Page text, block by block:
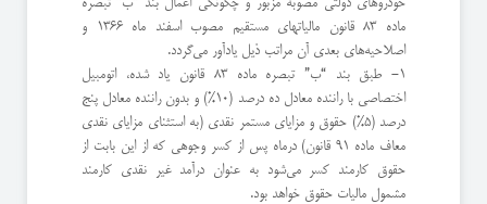
ماده 83 قانون مالیاتهای مستقیم مصوب اسفند ماه 1366 و
اصلاحیه‌های بعدی آن مراتب ذیل یادآور می‌گردد.
۱- طبق بند “‌ب” تبصره ماده 83 قانون یاد شده، اتومبیل
اختصاصی با راننده معادل ده درصد (10%) و بدون راننده معادل پنج
درصد (5%) حقوق و مزایای مستمر نقدی (به استثنای مزایای نقدی
معاف ماده 91 قانون) درماه پس از کسر وجوهی که از این بابت از
حقوق کارمند کسر می‌شود به عنوان درآمد غیر نقدی کارمند
مشمول مالیات حقوق خواهد بود.